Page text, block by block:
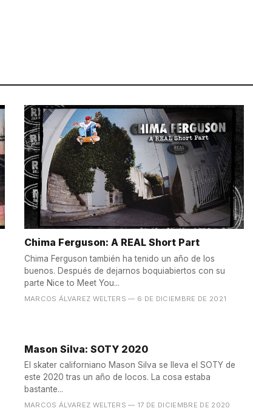
Chima Ferguson: A REAL Short Part
Chima Ferguson también ha tenido un año de los
buenos. Después de dejarnos boquiabiertos con su
parte Nice to Meet You...
MARCOS ÁLVAREZ WELTERS — 6 DE DICIEMBRE DE 2021
Mason Silva: SOTY 2020
El skater californiano Mason Silva se lleva el SOTY de
este 2020 tras un año de locos. La cosa estaba
bastante...
MARCOS ÁLVAREZ WELTERS — 17 DE DICIEMBRE DE 2020